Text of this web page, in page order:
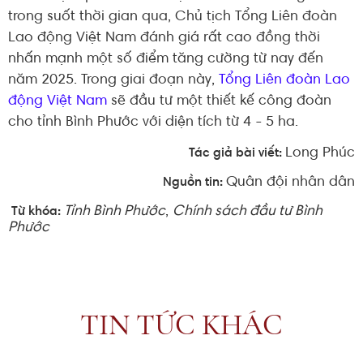
trong suốt thời gian qua, Chủ tịch Tổng Liên đoàn
Lao động Việt Nam đánh giá rất cao đồng thời
nhấn mạnh một số điểm tăng cường từ nay đến
năm 2025. Trong giai đoạn này, Tổng Liên đoàn Lao
động Việt Nam sẽ đầu tư một thiết kế công đoàn
cho tỉnh Bình Phước với diện tích từ 4 - 5 ha.
Tác giả bài viết: Long Phúc
Nguồn tin: Quân đội nhân dân
Từ khóa: Tỉnh Bình Phước, Chính sách đầu tư Bình
Phước
TIN TỨC KHÁC